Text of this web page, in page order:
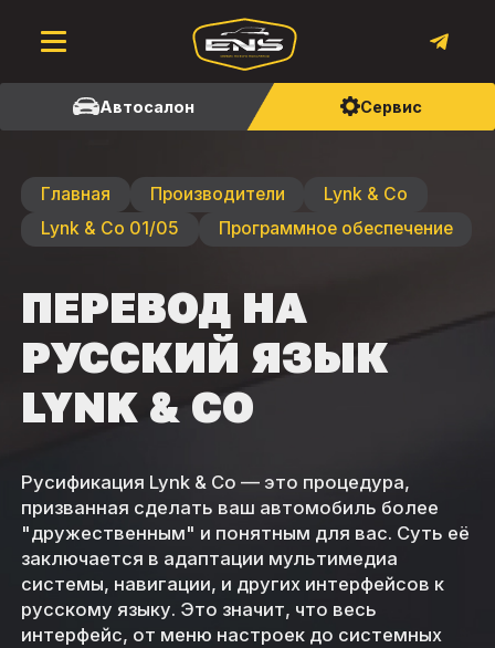
Автосалон Сервис
Главная Производители
Lynk & Со
Lynk & Со 01/05
Программное обеспечение
ПЕРЕВОД НА
РУССКИЙ ЯЗЫК
LYNK & CO
Русификация Lynk & Co — это процедура,
призванная сделать ваш автомобиль более
"дружественным" и понятным для вас. Суть её
заключается в адаптации мультимедиа
системы, навигации, и других интерфейсов к
русскому языку. Это значит, что весь
интерфейс, от меню настроек до системных